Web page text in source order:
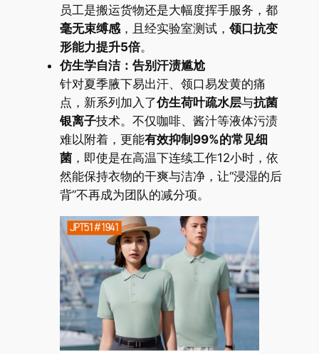
员工是搬运货物还是大幅度挥手服务，都
毫无束缚感，且经实验室测试， 领口抗变
形能力提升5倍。
仿生学自洁：告别汗渍尴尬
针对夏季腋下易出汗、领口易发黄的痛
点，新系列加入了仿生荷叶疏水层与抗菌
银离子技术。不仅咖啡、酱汁等液体污渍
难以附着，更能有效抑制99%的常见细
菌，即使是在高温下连续工作12小时，依
然能保持衣物的干爽与洁净，让“浸湿的后
背”不再成为团队的减分项。